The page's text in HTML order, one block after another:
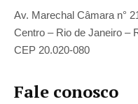
Av. Marechal Câmara n°
Centro – Rio de Janeiro –
CEP 20.020-080
Fale conosco